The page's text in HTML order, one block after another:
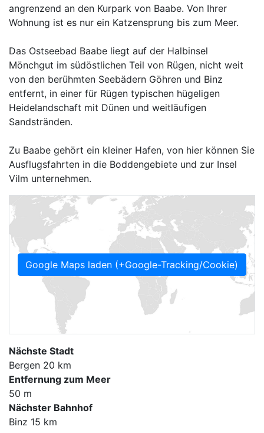
angrenzend an den Kurpark von Baabe. Von Ihrer
Wohnung ist es nur ein Katzensprung bis zum Meer.
Das Ostseebad Baabe liegt auf der Halbinsel
Mönchgut im südöstlichen Teil von Rügen, nicht weit
von den berühmten Seebädern Göhren und Binz
entfernt, in einer für Rügen typischen hügeligen
Heidelandschaft mit Dünen und weitläufigen
Sandstränden.
Zu Baabe gehört ein kleiner Hafen, von hier können Sie
Ausflugsfahrten in die Boddengebiete und zur Insel
Vilm unternehmen.
Google Maps laden (+Google-Tracking/Cookie)
Nächste Stadt
Bergen 20 km
Entfernung zum Meer
50 m
Nächster Bahnhof
Binz 15 km